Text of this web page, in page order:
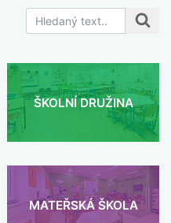
ŠKOLNÍ DRUŽINA
MATEŘSKÁ ŠKOLA